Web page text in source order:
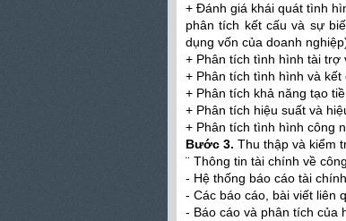
+ Đánh giá khái quát tình
phân tích kết cấu và sự
dụng vốn của doanh
+ Phân tích tình hình tài trợ
+ Phân tích tình hình và
+ Phân tích khả năng tạo
+ Phân tích hiệu suất và
+ Phân tích tình hình công
Bước 3. Thu thập và kiểm
¨ Thông tin tài chính về
- Hệ thống báo cáo tài
- Các báo cáo, bài viết liên
- Báo cáo và phân tích của